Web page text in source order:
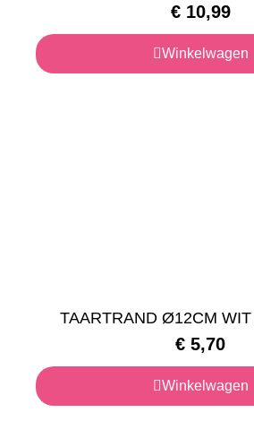
€10,99
Winkelwagen
TAARTRAND Ø12CM
€ 5,70
Winkelwagen